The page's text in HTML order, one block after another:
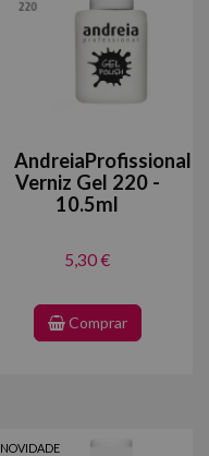
AndreiaProfissional
Verniz Gel 220 -
10.5ml
5,30 €
Comprar
NOVIDADE